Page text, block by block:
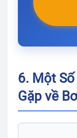
6. Một Số
Gặp về